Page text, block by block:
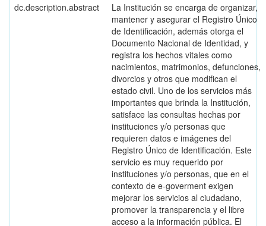
dc.description.abstract
La Institución se encarga de organizar,
mantener y asegurar el Registro Único
de Identificación, además otorga el
Documento Nacional de Identidad, y
registra los hechos vitales como
nacimientos, matrimonios, defunciones,
divorcios y otros que modifican el
estado civil. Uno de los servicios más
importantes que brinda la Institución,
satisface las consultas hechas por
instituciones y/o personas que
requieren datos e imágenes del
Registro Único de Identificación. Este
servicio es muy requerido por
instituciones y/o personas, que en el
contexto de e-goverment exigen
mejorar los servicios al ciudadano,
promover la transparencia y el libre
acceso a la información pública. El